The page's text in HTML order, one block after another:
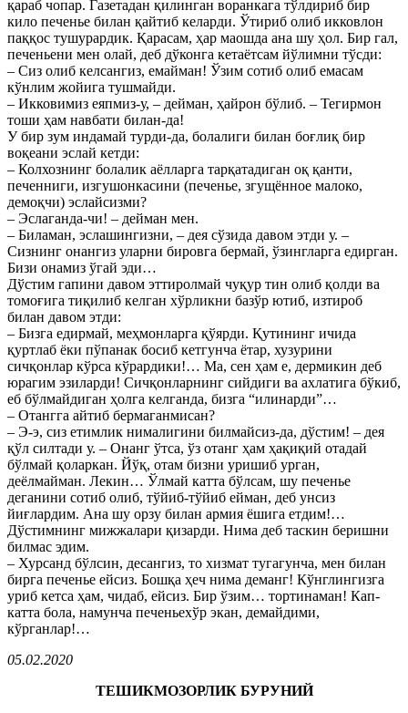
қараб чопар. Газетадан қилинган воранкага тўлдириб бир
кило печенье билан қайтиб келарди. Ўтириб олиб икковлон
паққос тушурардик. Қарасам, ҳар маошда ана шу ҳол. Бир гал,
печеньени мен олай, деб дўконга кетаётсам йўлимни тўсди:
– Сиз олиб келсангиз, емайман! Ўзим сотиб олиб емасам
кўнлим жойига тушмайди.
– Икковимиз еяпмиз-у, – дейман, ҳайрон бўлиб. – Тегирмон
тоши ҳам навбати билан-да!
У бир зум индамай турди-да, болалиги билан боғлиқ бир
воқеани эслай кетди:
– Колхознинг болалик аёлларга тарқатадиган оқ қанти,
печенниги, изгушонкасини (печенье, згущённое малоко,
демоқчи) эслайсизми?
– Эслаганда-чи! – дейман мен.
– Биламан, эслашингизни, – дея сўзида давом этди у. –
Сизнинг онангиз уларни бировга бермай, ўзингларга едирган.
Бизи онамиз ўгай эди…
Дўстим гапини давом эттиролмай чуқур тин олиб қолди ва
томоғига тиқилиб келган хўрликни базўр ютиб, изтироб
билан давом этди:
– Бизга едирмай, меҳмонларга қўярди. Қутининг ичида
қуртлаб ёки пўпанак босиб кетгунча ётар, хузурини
сичқонлар кўрса кўрардики!… Ма, сен ҳам е, дермикин деб
юрагим эзиларди! Сичқонларнинг сийдиги ва ахлатига бўкиб,
еб бўлмайдиган ҳолга келганда, бизга “илинарди”…
– Отангга айтиб бермаганмисан?
– Э-э, сиз етимлик нималигини билмайсиз-да, дўстим! – дея
қўл силтади у. – Онанг ўтса, ўз отанг ҳам ҳақиқий отадай
бўлмай қоларкан. Йўқ, отам бизни уришиб урган,
деёлмайман. Лекин… Ўлмай катта бўлсам, шу печенье
деганини сотиб олиб, тўйиб-тўйиб ейман, деб унсиз
йиғлардим. Ана шу орзу билан армия ёшига етдим!…
Дўстимнинг мижжалари қизарди. Нима деб таскин беришни
билмас эдим.
– Хурсанд бўлсин, десангиз, то хизмат тугагунча, мен билан
бирга печенье ейсиз. Бошқа ҳеч нима деманг! Кўнглингизга
уриб кетса ҳам, чидаб, ейсиз. Бир ўзим… тортинаман! Кап-
катта бола, намунча печеньехўр экан, демайдими,
кўрганлар!…
05.02.2020
ТЕШИКМОЗОРЛИК БУРУНИЙ